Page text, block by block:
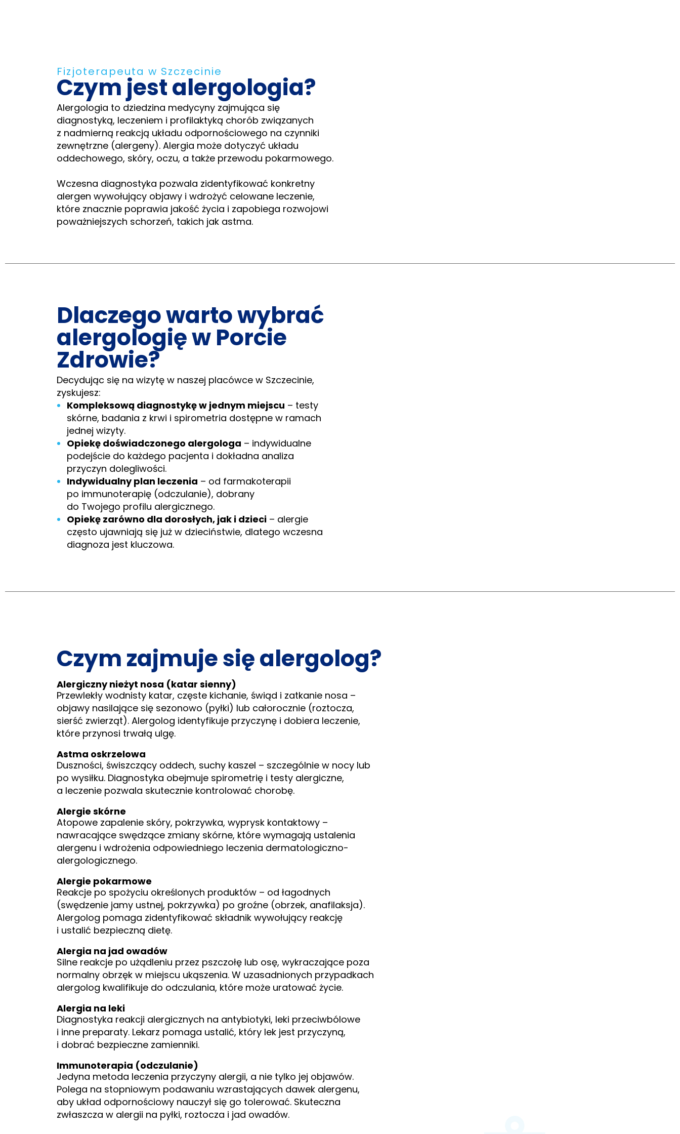
Fizjoterapeuta w Szczecinie
Czym jest alergologia?
Alergologia to dziedzina medycyny zajmująca się
diagnostyką, leczeniem i profilaktyką chorób związanych
z nadmierną reakcją układu odpornościowego na czynniki
zewnętrzne (alergeny). Alergia może dotyczyć układu
oddechowego, skóry, oczu, a także przewodu pokarmowego.
Wczesna diagnostyka pozwala zidentyfikować konkretny
alergen wywołujący objawy i wdrożyć celowane leczenie,
które znacznie poprawia jakość życia i zapobiega rozwojowi
poważniejszych schorzeń, takich jak astma.
Dlaczego warto wybrać
alergologię w Porcie
Zdrowie?
Decydując się na wizytę w naszej placówce w Szczecinie,
zyskujesz:
Kompleksową diagnostykę w jednym miejscu – testy
skórne, badania z krwi i spirometria dostępne w ramach
jednej wizyty.
Opiekę doświadczonego alergologa – indywidualne
podejście do każdego pacjenta i dokładna analiza
przyczyn dolegliwości.
Indywidualny plan leczenia – od farmakoterapii
po immunoterapię (odczulanie), dobrany
do Twojego profilu alergicznego.
Opiekę zarówno dla dorosłych, jak i dzieci – alergie
często ujawniają się już w dzieciństwie, dlatego wczesna
diagnoza jest kluczowa.
Czym zajmuje się alergolog?
Alergiczny nieżyt nosa (katar sienny)
Przewlekły wodnisty katar, częste kichanie, świąd i zatkanie nosa –
objawy nasilające się sezonowo (pyłki) lub całorocznie (roztocza,
sierść zwierząt). Alergolog identyfikuje przyczynę i dobiera leczenie,
które przynosi trwałą ulgę.
Astma oskrzelowa
Duszności, świszczący oddech, suchy kaszel – szczególnie w nocy lub
po wysiłku. Diagnostyka obejmuje spirometrię i testy alergiczne,
a leczenie pozwala skutecznie kontrolować chorobę.
Alergie skórne
Atopowe zapalenie skóry, pokrzywka, wyprysk kontaktowy –
nawracające swędzące zmiany skórne, które wymagają ustalenia
alergenu i wdrożenia odpowiedniego leczenia dermatologiczno-
alergologicznego.
Alergie pokarmowe
Reakcje po spożyciu określonych produktów – od łagodnych
(swędzenie jamy ustnej, pokrzywka) po groźne (obrzek, anafilaksja).
Alergolog pomaga zidentyfikować składnik wywołujący reakcję
i ustalić bezpieczną dietę.
Alergia na jad owadów
Silne reakcje po użądleniu przez pszczołę lub osę, wykraczające poza
normalny obrzęk w miejscu ukąszenia. W uzasadnionych przypadkach
alergolog kwalifikuje do odczulania, które może uratować życie.
Alergia na leki
Diagnostyka reakcji alergicznych na antybiotyki, leki przeciwbólowe
i inne preparaty. Lekarz pomaga ustalić, który lek jest przyczyną,
i dobrać bezpieczne zamienniki.
Immunoterapia (odczulanie)
Jedyna metoda leczenia przyczyny alergii, a nie tylko jej objawów.
Polega na stopniowym podawaniu wzrastających dawek alergenu,
aby układ odpornościowy nauczył się go tolerować. Skuteczna
zwłaszcza w alergii na pyłki, roztocza i jad owadów.